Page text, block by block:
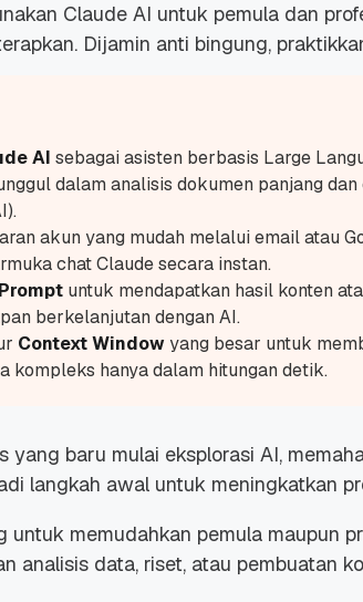
Claude AI untuk pemula dan
Dijamin anti bingung,
AI sebagai asisten berbasis Large
dalam analisis dokumen panjang
akun yang mudah melalui email atau
chatClaude secara instan.
untuk mendapatkan hasil konten
berkelanjutan dengan AI.
Context Windowyang besar untuk
kompleks hanya dalam hitungan detik.
yang baru mulai eksplorasi AI,
langkah awal untuk meningkatkan
untuk memudahkan pemula maupun
analisis data, riset, atau pembuatan